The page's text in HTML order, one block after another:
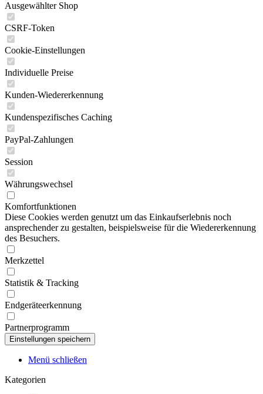
Ausgewählter Shop
CSRF-Token
Cookie-Einstellungen
Individuelle Preise
Kunden-Wiedererkennung
Kundenspezifisches Caching
PayPal-Zahlungen
Session
Währungswechsel
Komfortfunktionen
Diese Cookies werden genutzt um das Einkaufserlebnis noch
ansprechender zu gestalten, beispielsweise für die Wiedererkennung
des Besuchers.
Merkzettel
Statistik & Tracking
Endgeräteerkennung
Partnerprogramm
Menü schließen
Kategorien